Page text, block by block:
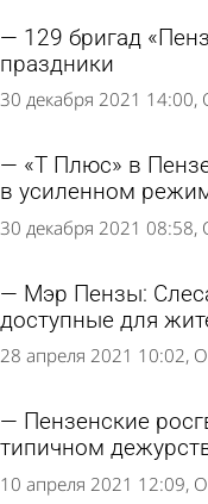
129 бригад
праздники
30 декабря 2021 14:00
«Т Плюс» в
в усиленном
30 декабря 2021 08:58
Мэр Пензы:
доступные для
28 апреля 2021 10:02
Пензенские
типичном
10 апреля 2021 12:09